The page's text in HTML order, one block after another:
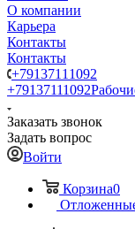
О компании
Карьера
Контакты
Контакты
+79137111092
+79137111092
Заказать звонок
Задать вопрос
Войти
Корзина0